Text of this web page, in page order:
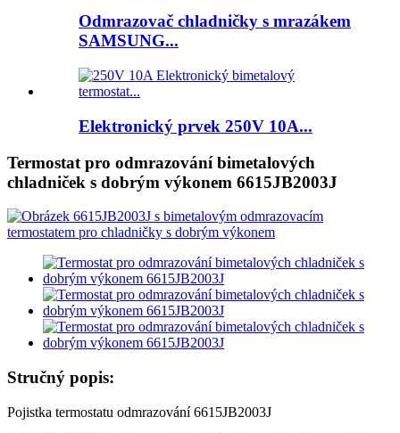
Odmrazovač chladničky s mrazákem
SAMSUNG...
Elektronický prvek 250V 10A...
Termostat pro odmrazování bimetalových
chladniček s dobrým výkonem 6615JB2003J
Stručný popis:
Pojistka termostatu odmrazování 6615JB2003J